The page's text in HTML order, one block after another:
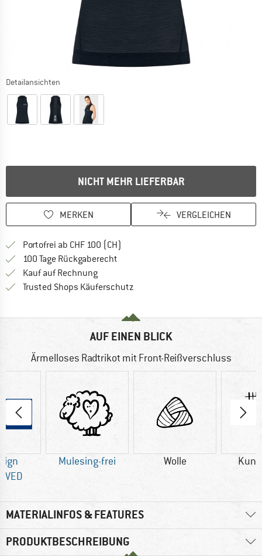
Detailansichten
NICHT MEHR LIEFERBAR
MERKEN VERGLEICHEN
Portofrei ab CHF 100 (CH)
100 Tage Rückgaberecht
Kauf auf RechnungFinde die Zahlungs-Infos hier! Öffnet
Trusted Shops Käuferschutz
AUF EINEN BLICK
Ärmelloses Radtrikot mit Front-Reißverschluss
Mulesing-frei Wolle
MATERIALINFOS & FEATURES
PRODUKTBESCHREIBUNG